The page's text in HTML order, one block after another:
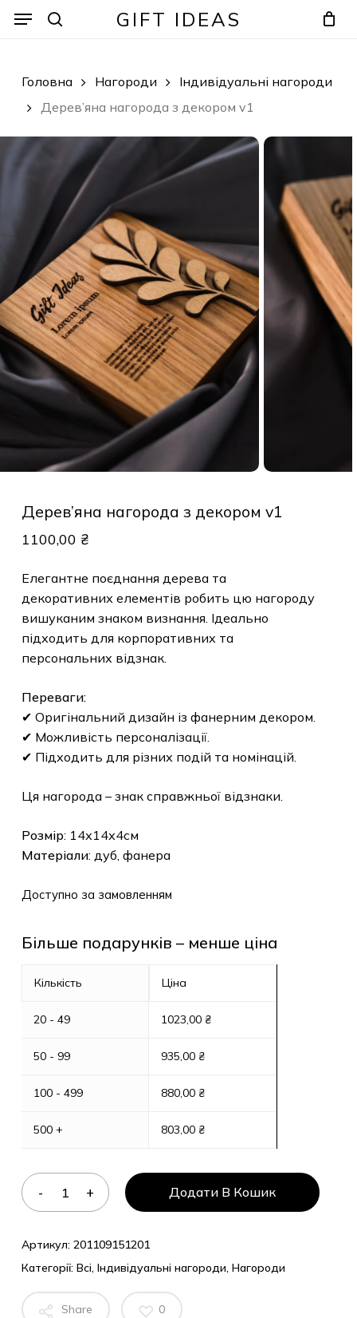
GIFT IDEAS
Menu
Головна Нагороди
Індивідуальні нагороди
Дерев’яна нагорода з декором v1
Дерев’яна нагорода з декором v1
1100,00 ₴
Елегантне поєднання дерева та
декоративних елементів робить цю нагороду
вишуканим знаком визнання. Ідеально
підходить для корпоративних та
персональних відзнак.
Переваги:
✔ Оригінальний дизайн із фанерним декором.
✔ Можливість персоналізації.
✔ Підходить для різних подій та номінацій.
Ця нагорода – знак справжньої відзнаки.
Розмір: 14х14х4см
Матеріали: дуб, фанера
Доступно за замовленням
Більше подарунків – менше ціна
Кількість
20 - 49
50 - 99
100 - 499
500 +
Ціна
1023,00 ₴
935,00 ₴
880,00 ₴
803,00 ₴
Додати В Кошик
Артикул: 201109151201
Категорії: Всі, Індивідуальні нагороди, Нагороди
Share 0
Menu